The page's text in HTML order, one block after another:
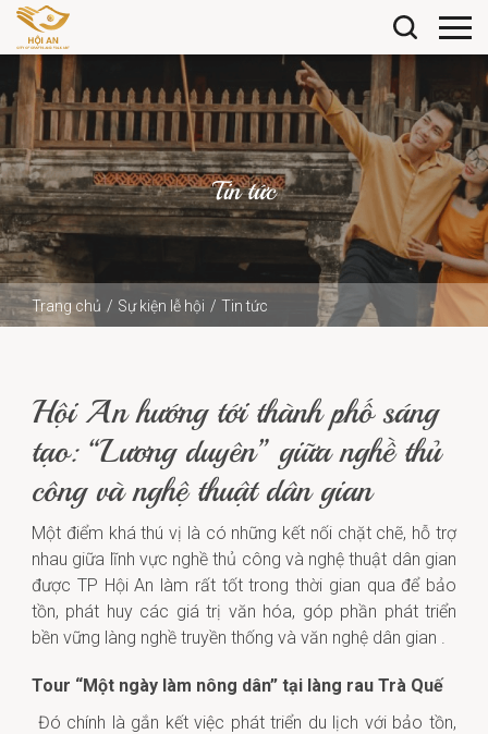
Tin tức
Trang chủ Sự kiện lễ hội
Tin tức
Hội An hướng tới thành phố sáng
tạo: “Lương duyên” giữa nghề thủ
công và nghệ thuật dân gian
Một điểm khá thú vị là có những kết nối chặt chẽ, hỗ trợ
nhau giữa lĩnh vực nghề thủ công và nghệ thuật dân gian
được TP Hội An làm rất tốt trong thời gian qua để bảo
tồn, phát huy các giá trị văn hóa, góp phần phát triển
bền vững làng nghề truyền thống và văn nghệ dân gian .
Tour “Một ngày làm nông dân” tại làng rau Trà Quế
Đó chính là gắn kết việc phát triển du lịch với bảo tồn,